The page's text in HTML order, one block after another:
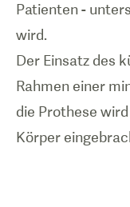
Patienten -
wird.
Der Einsatz des
Rahmen einer
die Prothese
Körper